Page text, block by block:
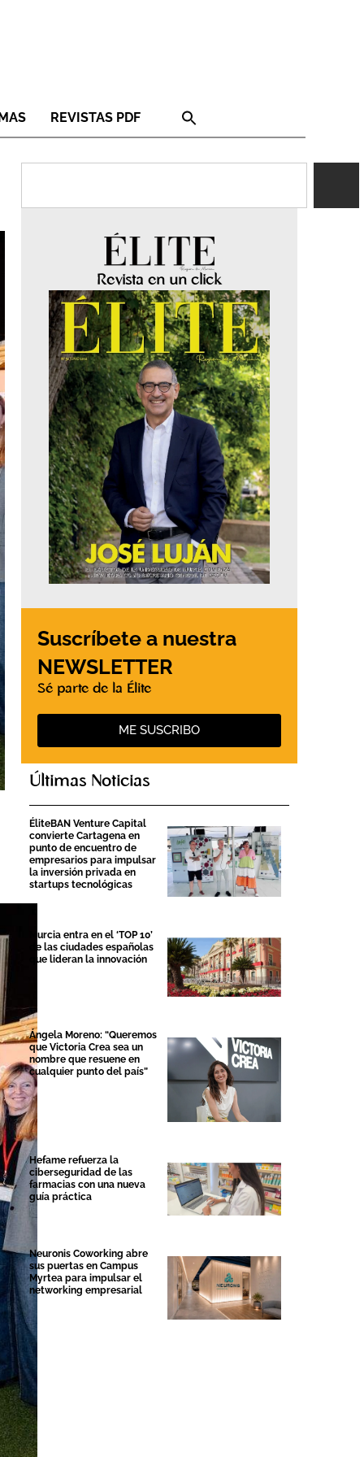
REVISTAS PDF
Revista en un click
Suscríbete a nuestra
NEWSLETTER
Sé parte de la Élite
ME SUSCRIBO
Últimas Noticias
ÉliteBAN Venture Capital
convierte Cartagena en
punto de encuentro de
empresarios para impulsar
la inversión privada en
startups tecnológicas
Murcia entra en el ‘TOP 10’
de las ciudades españolas
que lideran la innovación
Ángela Moreno: “Queremos
que Victoria Crea sea un
nombre que resuene en
cualquier punto del país”
Hefame refuerza la
ciberseguridad de las
farmacias con una nueva
guía práctica
Neuronis Coworking abre
sus puertas en Campus
Myrtea para impulsar el
networking empresarial